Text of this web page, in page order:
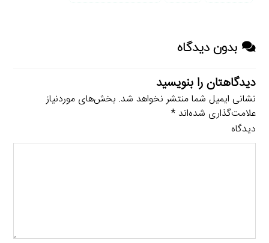
بدون دیدگاه
دیدگاهتان را بنویسید
نشانی ایمیل شما منتشر نخواهد شد. بخش‌های موردنیاز
علامت‌گذاری شده‌اند*
دیدگاه